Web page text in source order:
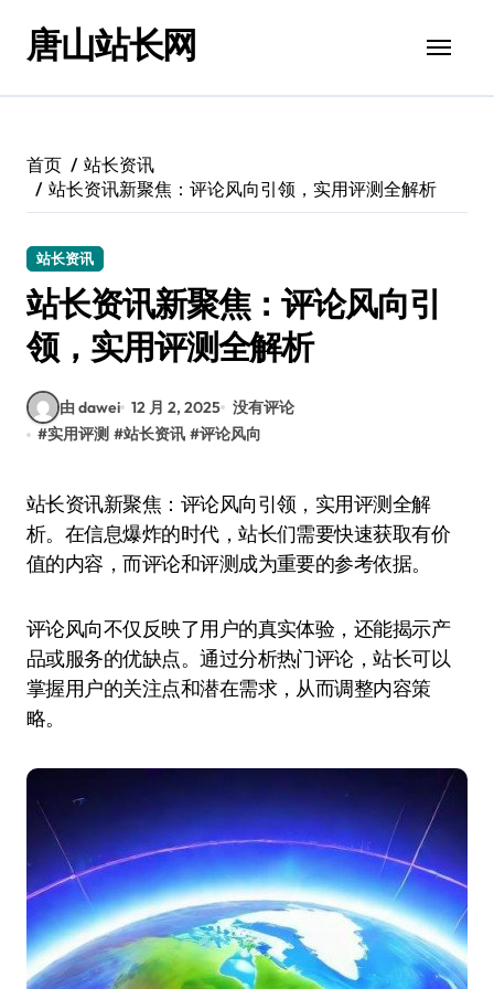
唐山站长网
首页
站长资讯
站长资讯新聚焦：评论风向引领，实用评测全解析
站长资讯
站长资讯新聚焦：评论风向引
领，实用评测全解析
由 dawei 12 月 2, 2025 没有评论
#实用评测 #站长资讯 #评论风向
站长资讯新聚焦：评论风向引领，实用评测全解
析。在信息爆炸的时代，站长们需要快速获取有价
值的内容，而评论和评测成为重要的参考依据。
评论风向不仅反映了用户的真实体验，还能揭示产
品或服务的优缺点。通过分析热门评论，站长可以
掌握用户的关注点和潜在需求，从而调整内容策
略。